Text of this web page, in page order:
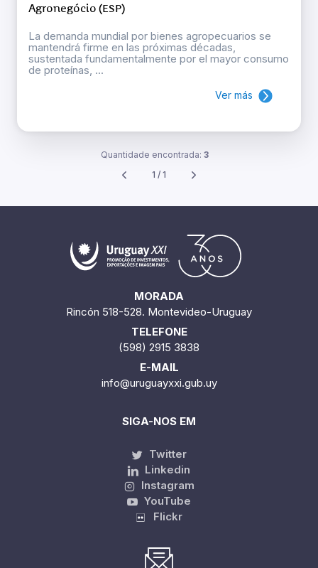
Agronegócio (ESP)
La demanda mundial por bienes agropecuarios se
mantendrá firme en las próximas décadas,
sustentada fundamentalmente por el mayor consumo
de proteínas, ...
Ver más
Quantidade encontrada: 3
1 / 1
MORADA
Rincón 518-528. Montevideo-Uruguay
TELEFONE
(598) 2915 3838
E-MAIL
info@uruguayxxi.gub.uy
SIGA-NOS EM
Twitter
Linkedin
Instagram
YouTube
Flickr